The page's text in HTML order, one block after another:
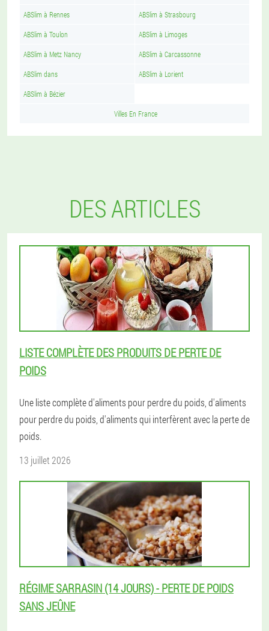
ABSlim à Rennes ABSlim à Strasbourg
ABSlim à Toulon ABSlim à Limoges
ABSlim à Metz Nancy ABSlim à Carcassonne
ABSlim dans ABSlim à Lorient
ABSlim à Bézier
Villes En France
DES ARTICLES
LISTE COMPLÈTE DES PRODUITS DE PERTE DE
POIDS
Une liste complète d'aliments pour perdre du poids, d'aliments
pour perdre du poids, d'aliments qui interfèrent avec la perte de
poids.
13 juillet 2026
RÉGIME SARRASIN (14 JOURS) - PERTE DE POIDS
SANS JEÛNE